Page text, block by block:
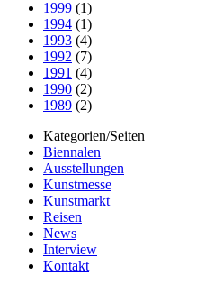
1999 (1)
1994 (1)
1993 (4)
1992 (7)
1991 (4)
1990 (2)
1989 (2)
Kategorien/Seiten
Biennalen
Ausstellungen
Kunstmesse
Kunstmarkt
Reisen
News
Interview
Kontakt